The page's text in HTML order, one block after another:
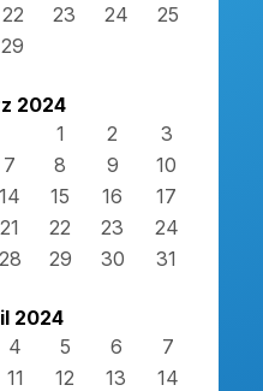
22 23 24
25
29
2024
1
2
3
7 8 9
10
14 15 16
17
21 22 23
24
28 29 30 31
2024
4 5 6
7
11 12 13
14